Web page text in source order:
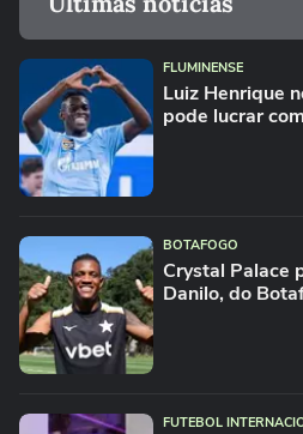
FLUMINENSE
Luiz Henrique
pode lucrar
BOTAFOGO
Crystal Palace
Danilo, do
FUTEBOL